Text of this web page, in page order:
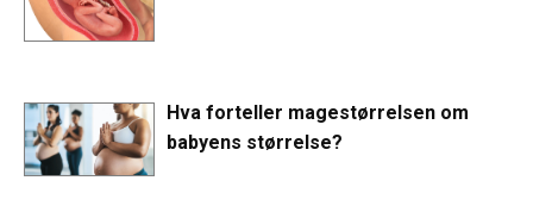
Hva forteller magestørrelsen om
babyens størrelse?